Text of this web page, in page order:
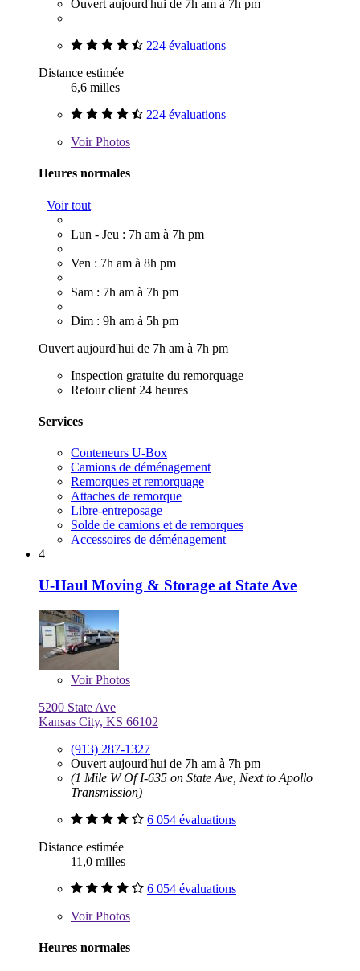
Ouvert aujourd'hui de 7h am à 7h pm
224 évaluations
Distance estimée
6,6 milles
224 évaluations
VoirPhotos
Heures normales
Voir tout
Lun - Jeu : 7h am à 7h pm
Ven : 7h am à 8h pm
Sam : 7h am à 7h pm
Dim : 9h am à 5h pm
Ouvert aujourd'hui de 7h am à 7h pm
Inspection gratuite du remorquage
Retour client 24 heures
Services
Conteneurs U-Box
Camions de déménagement
Remorques et remorquage
Attaches de remorque
Libre-entreposage
Solde de camions et de remorques
Accessoires de déménagement
4
U-Haul Moving & Storage at State Ave
VoirPhotos
5200 State Ave
Kansas City, KS 66102
(913) 287-1327
Ouvert aujourd'hui de 7h am à 7h pm
(1 Mile W Of I-635 on State Ave, Next to Apollo
Transmission)
6 054 évaluations
Distance estimée
11,0 milles
6 054 évaluations
VoirPhotos
Heures normales